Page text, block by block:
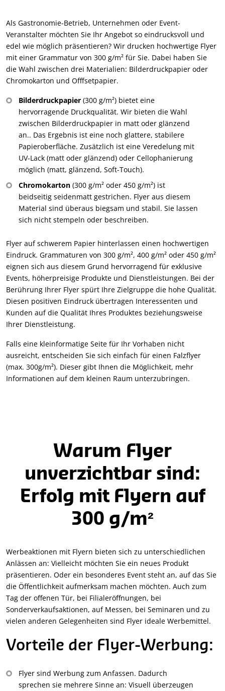
Als Gastronomie-Betrieb, Unternehmen oder Event-
Veranstalter möchten Sie Ihr Angebot so eindrucksvoll und
edel wie möglich präsentieren? Wir drucken hochwertige Flyer
mit einer Grammatur von 300 g/m² für Sie. Dabei haben Sie
die Wahl zwischen drei Materialien: Bilderdruckpapier oder
Chromokarton und Offfsetpapier.
Bilderdruckpapier (300 g/m²) bietet eine
hervorragende Druckqualität. Wir bieten die Wahl
zwischen Bilderdruckpapier in matt oder glänzend
an.. Das Ergebnis ist eine noch glattere, stabilere
Papieroberfläche. Zusätzlich ist eine Veredelung mit
UV-Lack (matt oder glänzend) oder Cellophanierung
möglich (matt, glänzend, Soft-Touch).
Chromokarton (300 g/m² oder 450 g/m²) ist
beidseitig seidenmatt gestrichen. Flyer aus diesem
Material sind überaus biegsam und stabil. Sie lassen
sich nicht stempeln oder beschreiben.
Flyer auf schwerem Papier hinterlassen einen hochwertigen
Eindruck. Grammaturen von 300 g/m², 400 g/m² oder 450 g/m²
eignen sich aus diesem Grund hervorragend für exklusive
Events, höherpreisige Produkte und Dienstleistungen. Bei der
Berührung Ihrer Flyer spürt Ihre Zielgruppe die hohe Qualität.
Diesen positiven Eindruck übertragen Interessenten und
Kunden auf die Qualität Ihres Produktes beziehungsweise
Ihrer Dienstleistung.
Falls eine kleinformatige Seite für Ihr Vorhaben nicht
ausreicht, entscheiden Sie sich einfach für einen Falzflyer
(max. 300g/m²). Dieser gibt Ihnen die Möglichkeit, mehr
Informationen auf dem kleinen Raum unterzubringen.
Warum Flyer
unverzichtbar sind:
Erfolg mit Flyern auf
300 g/m²
Werbeaktionen mit Flyern bieten sich zu unterschiedlichen
Anlässen an: Vielleicht möchten Sie ein neues Produkt
präsentieren. Oder ein besonderes Event steht an, auf das Sie
die Öffentlichkeit aufmerksam machen möchten. Auch zum
Tag der offenen Tür, bei Filialeröffnungen, bei
Sonderverkaufsaktionen, auf Messen, bei Seminaren und zu
vielen anderen Gelegenheiten sind Flyer ideale Werbemittel.
Vorteile der Flyer-Werbung:
Flyer sind Werbung zum Anfassen. Dadurch
sprechen sie mehrere Sinne an: Visuell überzeugen